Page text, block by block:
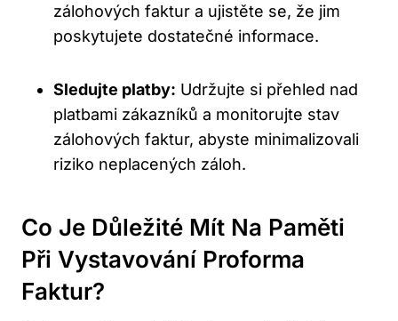
zálohových faktur a ujistěte se, že jim
poskytujete dostatečné informace.
Sledujte platby: Udržujte si přehled nad
platbami zákazníků a monitorujte stav
zálohových faktur, abyste minimalizovali
riziko neplacených záloh.
Co Je Důležité Mít Na Paměti
Při Vystavování Proforma
Faktur?